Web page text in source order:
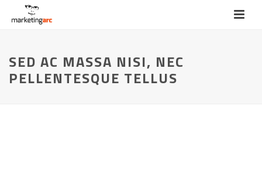
SED AC MASSA NISI, NEC
PELLENTESQUE TELLUS